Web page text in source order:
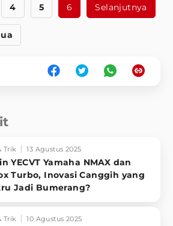
4 5 6 Selanjutnya
Trik 13 Agustus 2025
YECVT Yamaha NMAX dan
Turbo, Inovasi Canggih yang
Jadi Bumerang?
Trik 10 Agustus 2025